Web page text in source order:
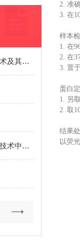
耗氧率检测与活性氧检测技术及其在科研与工业中的应用
蛋白提取试剂盒：现代生物技术中的科研工具
2. 准
3. 在
样本
1. 在
2. 在
3. 置
蛋白
1. 另
2. 取
结果
以荧